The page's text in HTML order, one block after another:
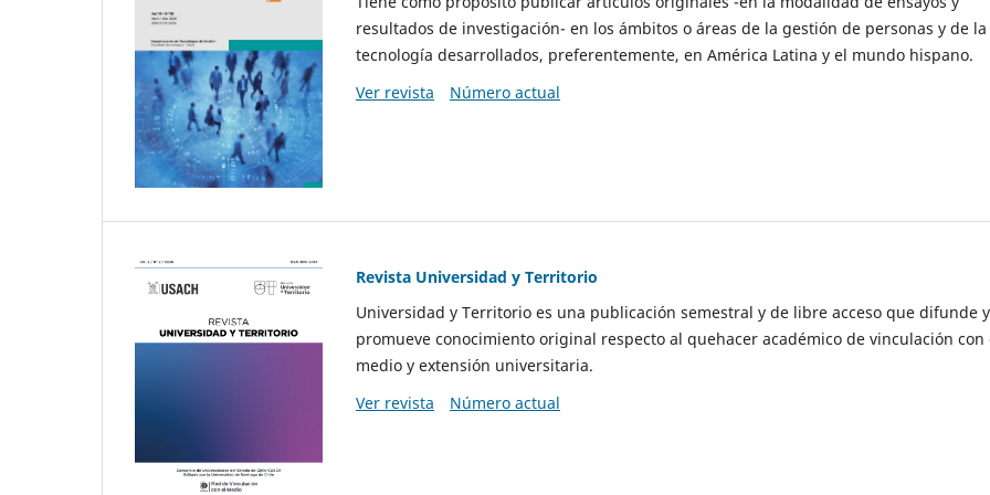
resultados de investigación- en los ámbitos o áreas de la gestión de personas y de la
tecnología desarrollados, preferentemente, en América Latina y el mundo hispano.
Ver revista
Número actual
Revista Universidad y Territorio
Universidad y Territorio es una publicación semestral y de libre acceso que difunde y
promueve conocimiento original respecto al quehacer académico de vinculación con
medio y extensión universitaria.
Ver revista
Número actual